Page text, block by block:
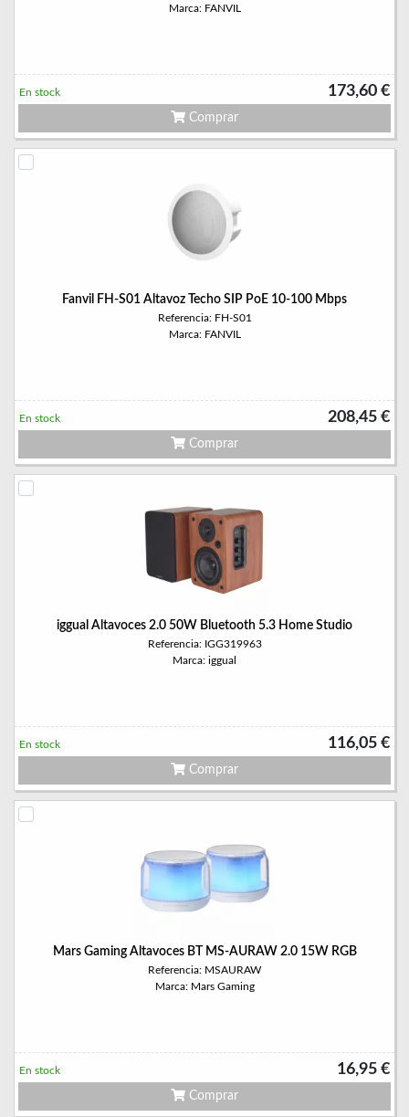
Marca: FANVIL
173,60 €
En stock
Comprar
Fanvil FH-S01 Altavoz Techo SIP PoE 10-100 Mbps
Referencia: FH-S01
Marca: FANVIL
208,45 €
En stock
Comprar
iggual Altavoces 2.0 50W Bluetooth 5.3 Home Studio
Referencia: IGG319963
Marca: iggual
116,05 €
En stock
Comprar
Mars Gaming Altavoces BT MS-AURAW 2.0 15W RGB
Referencia: MSAURAW
Marca: Mars Gaming
16,95 €
En stock
Comprar